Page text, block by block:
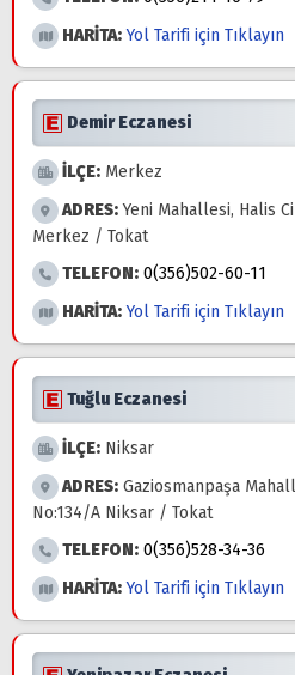
HARİTA: Yol Tarifi için Tıklayın
Demir Eczanesi
İLÇE: Merkez
ADRES:Yeni Mahallesi, Halis
Merkez / Tokat
TELEFON: 0(356)502-60-11
HARİTA: Yol Tarifi için Tıklayın
Tuğlu Eczanesi
İLÇE: Niksar
ADRES: Gaziosmanpaşa
No:134/A Niksar / Tokat
TELEFON: 0(356)528-34-36
HARİTA: Yol Tarifi için Tıklayın